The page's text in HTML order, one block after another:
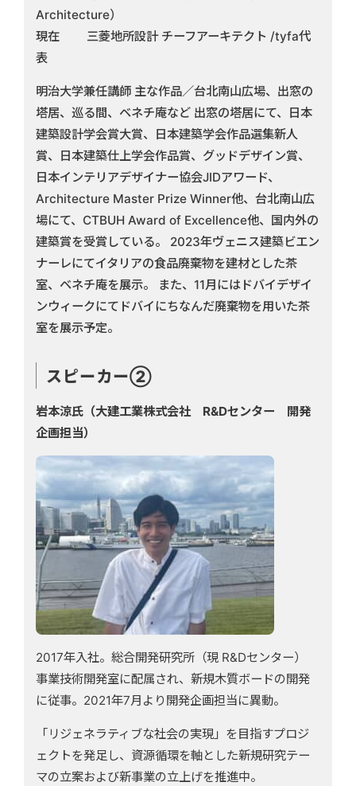
Architecture）
現在 三菱地所設計 チーフアーキテクト /tyfa代
表
明治大学兼任講師 主な作品／台北南山広場、出窓の
塔居、巡る間、ベネチ庵など 出窓の塔居にて、日本
建築設計学会賞大賞、日本建築学会作品選集新人
賞、日本建築仕上学会作品賞、グッドデザイン賞、
日本インテリアデザイナー協会JIDアワード、
Architecture Master Prize Winner他、台北南山広
場にて、CTBUH Award of Excellence他、国内外の
建築賞を受賞している。 2023年ヴェニス建築ビエン
ナーレにてイタリアの食品廃棄物を建材とした茶
室、ベネチ庵を展示。 また、11月にはドバイデザイ
ンウィークにてドバイにちなんだ廃棄物を用いた茶
室を展示予定。
スピーカー②
岩本涼氏（大建工業株式会社 R&Dセンター 開発
企画担当）
2017年入社。総合開発研究所（現 R&Dセンター）
事業技術開発室に配属され、新規木質ボードの開発
に従事。2021年7月より開発企画担当に異動。
「リジェネラティブな社会の実現」を目指すプロジ
ェクトを発足し、資源循環を軸とした新規研究テー
マの立案および新事業の立上げを推進中。